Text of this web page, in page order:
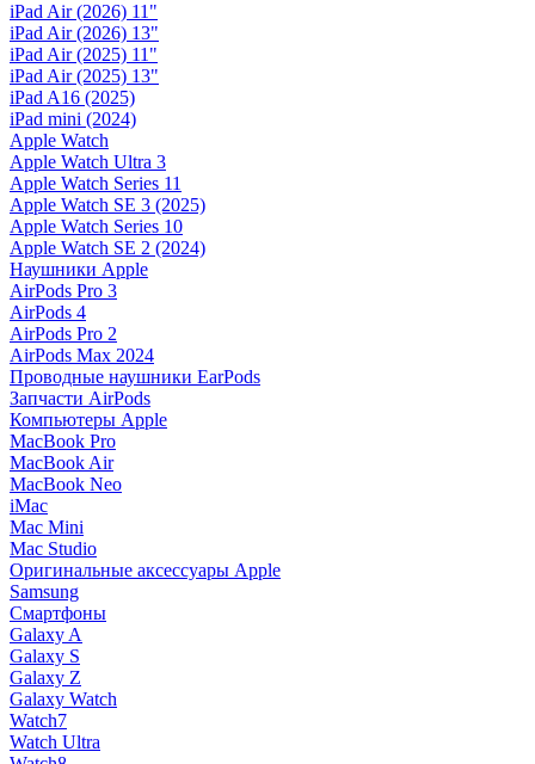
iPad Air (2026) 11"
iPad Air (2026) 13"
iPad Air (2025) 11"
iPad Air (2025) 13"
iPad A16 (2025)
iPad mini (2024)
Apple Watch
Apple Watch Ultra 3
Apple Watch Series 11
Apple Watch SE 3 (2025)
Apple Watch Series 10
Apple Watch SE 2 (2024)
Наушники Apple
AirPods Pro 3
AirPods 4
AirPods Pro 2
AirPods Max 2024
Проводные наушники EarPods
Запчасти AirPods
Компьютеры Apple
MacBook Pro
MacBook Air
MacBook Neo
iMac
Mac Mini
Mac Studio
Оригинальные аксессуары Apple
Samsung
Смартфоны
Galaxy A
Galaxy S
Galaxy Z
Galaxy Watch
Watch7
Watch Ultra